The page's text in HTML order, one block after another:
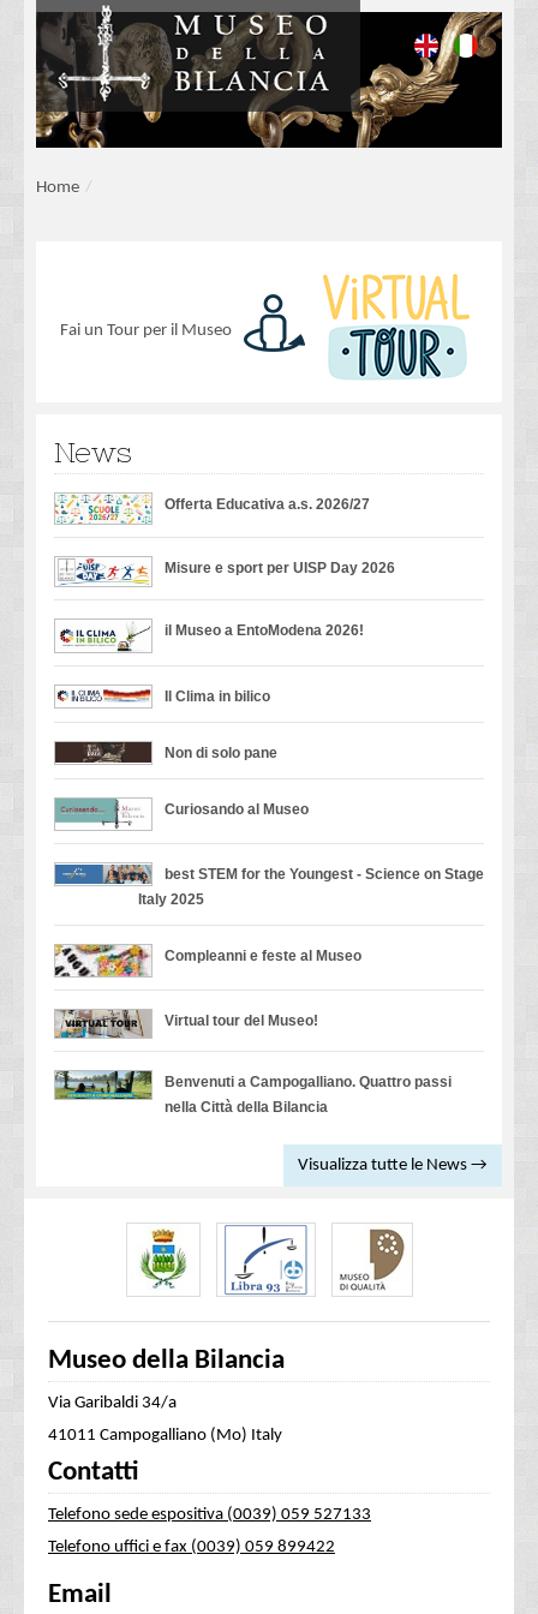
Home /
Fai un Tour per il Museo
News
Offerta Educativa a.s. 2026/27
Misure e sport per UISP Day 2026
il Museo a EntoModena 2026!
Il Clima in bilico
Non di solo pane
Curiosando al Museo
best STEM for the Youngest - Science on Stage
Italy 2025
Compleanni e feste al Museo
Virtual tour del Museo!
Benvenuti a Campogalliano. Quattro passi
nella Città della Bilancia
Visualizza tutte le News →
Museo della Bilancia
Via Garibaldi 34/a
41011 Campogalliano (Mo) Italy
Contatti
Telefono sede espositiva (0039) 059 527133
Telefono uffici e fax (0039) 059 899422
Email